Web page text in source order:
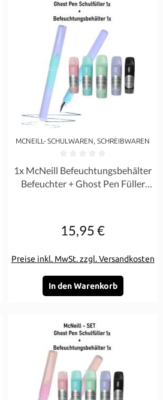
MCNEILL- SCHULWAREN, SCHREIBWAREN
1x McNeill Befeuchtungsbehälter
Befeuchter + Ghost Pen Füller
Regulärer Preis:
15,95 €
Preise inkl. MwSt. zzgl. Versandkosten
In den Warenkorb